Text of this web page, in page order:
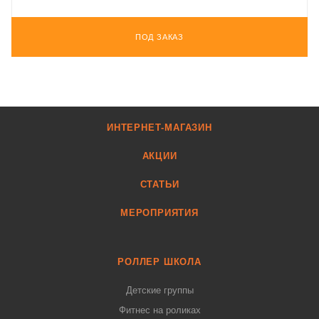
ПОД ЗАКАЗ
ИНТЕРНЕТ-МАГАЗИН
АКЦИИ
СТАТЬИ
МЕРОПРИЯТИЯ
РОЛЛЕР ШКОЛА
Детские группы
Фитнес на роликах